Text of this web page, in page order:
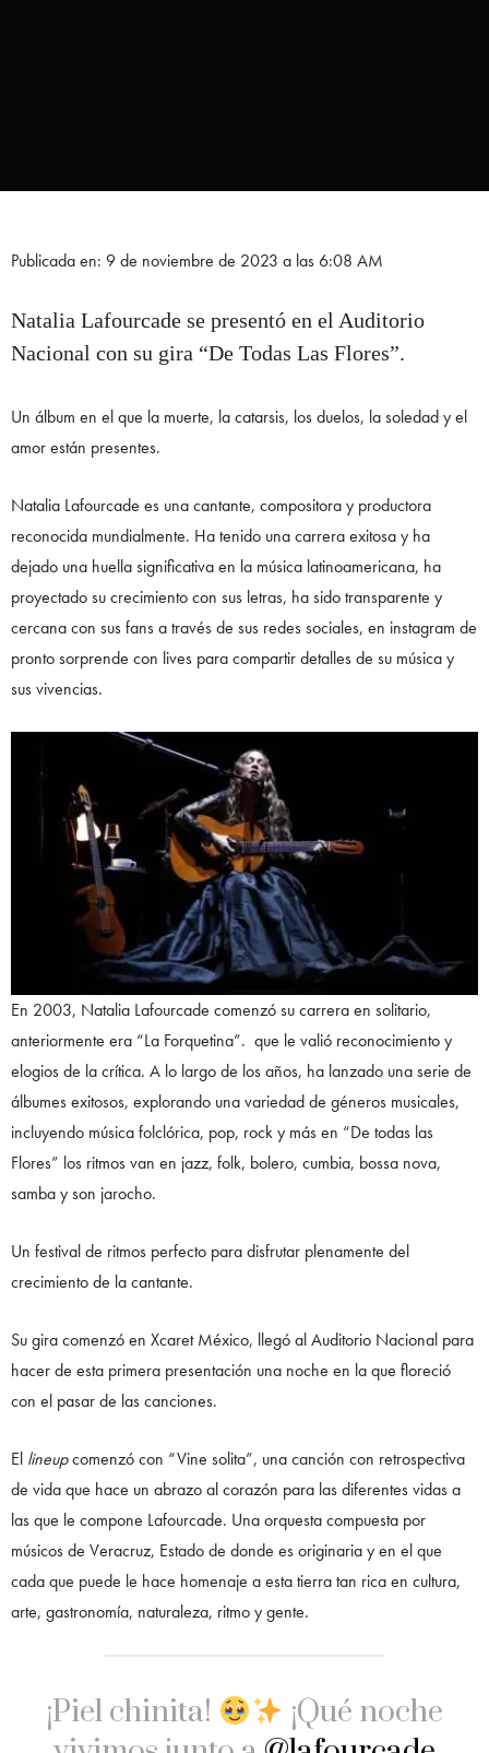
Publicada en: 9 de noviembre de 2023 a las 6:08 AM
Natalia Lafourcade se presentó en el Auditorio
Nacional con su gira “De Todas Las Flores”.
Un álbum en el que la muerte, la catarsis, los duelos, la soledad y el
amor están presentes.
Natalia Lafourcade es una cantante, compositora y productora
reconocida mundialmente. Ha tenido una carrera exitosa y ha
dejado una huella significativa en la música latinoamericana, ha
proyectado su crecimiento con sus letras, ha sido transparente y
cercana con sus fans a través de sus redes sociales, en instagram de
pronto sorprende con lives para compartir detalles de su música y
sus vivencias.
En 2003, Natalia Lafourcade comenzó su carrera en solitario,
anteriormente era “La Forquetina”. que le valió reconocimiento y
elogios de la crítica. A lo largo de los años, ha lanzado una serie de
álbumes exitosos, explorando una variedad de géneros musicales,
incluyendo música folclórica, pop, rock y más en “De todas las
Flores” los ritmos van en jazz, folk, bolero, cumbia, bossa nova,
samba y son jarocho.
Un festival de ritmos perfecto para disfrutar plenamente del
crecimiento de la cantante.
Su gira comenzó en Xcaret México, llegó al Auditorio Nacional para
hacer de esta primera presentación una noche en la que floreció
con el pasar de las canciones.
El lineupcomenzó con “Vine solita”, una canción con retrospectiva
de vida que hace un abrazo al corazón para las diferentes vidas a
las que le compone Lafourcade. Una orquesta compuesta por
músicos de Veracruz, Estado de donde es originaria y en el que
cada que puede le hace homenaje a esta tierra tan rica en cultura,
arte, gastronomía, naturaleza, ritmo y gente.
¡Piel chinita!
¡Qué noche